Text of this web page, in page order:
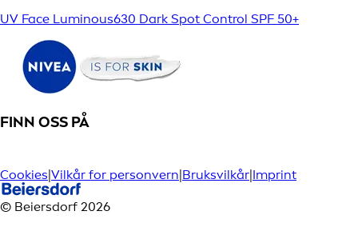
UV Face Luminous630 Dark Spot Control SPF 50+
FINN OSS PÅ
Cookies|Vilkår for personvern|Bruksvilkår|Imprint
© Beiersdorf 2026